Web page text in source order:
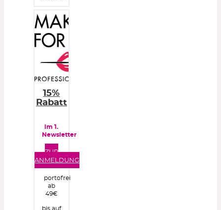
15%
Rabatt
im 1.
Newsletter
ZUR
ANMELDUNG
portofrei
ab
49€
bis auf